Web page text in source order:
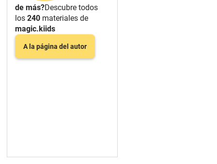
de más?Descubre todos
los 240 materiales de
magic.kiids
A la página del autor